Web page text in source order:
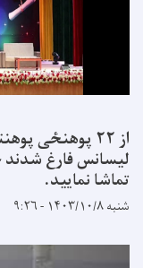
لیسانس فارغ شدند
تماشا نمایید.
شنبه ۱۴۰۳/۱۰/۸ - ۹:۲۶